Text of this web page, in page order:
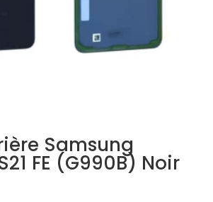
Samsung
FE (G990B) Noir